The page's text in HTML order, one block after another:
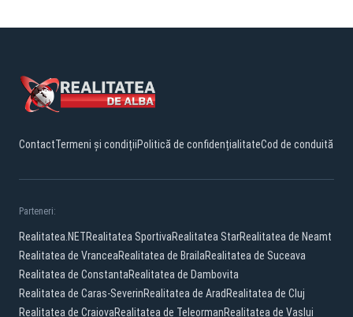
ContactTermeni și condițiiPolitică de confidențialitateCod de conduită
Parteneri:
Realitatea.NETRealitatea SportivaRealitatea StarRealitatea de Neamt
Realitatea de VranceaRealitatea de BrailaRealitatea de Suceava
Realitatea de ConstantaRealitatea de Dambovita
Realitatea de Caras-SeverinRealitatea de Arad Realitatea de Cluj
Realitatea de CraiovaRealitatea de TeleormanRealitatea de Vaslui